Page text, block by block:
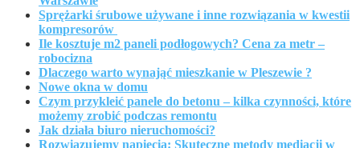
Sprężarki śrubowe używane i inne rozwiązania w kwestii
kompresorów
Ile kosztuje m2 paneli podłogowych? Cena za metr –
robocizna
Dlaczego warto wynająć mieszkanie w Pleszewie ?
Nowe okna w domu
Czym przykleić panele do betonu – kilka czynności, które
możemy zrobić podczas remontu
Jak działa biuro nieruchomości?
Rozwiązujemy napięcia: Skuteczne metody mediacji w